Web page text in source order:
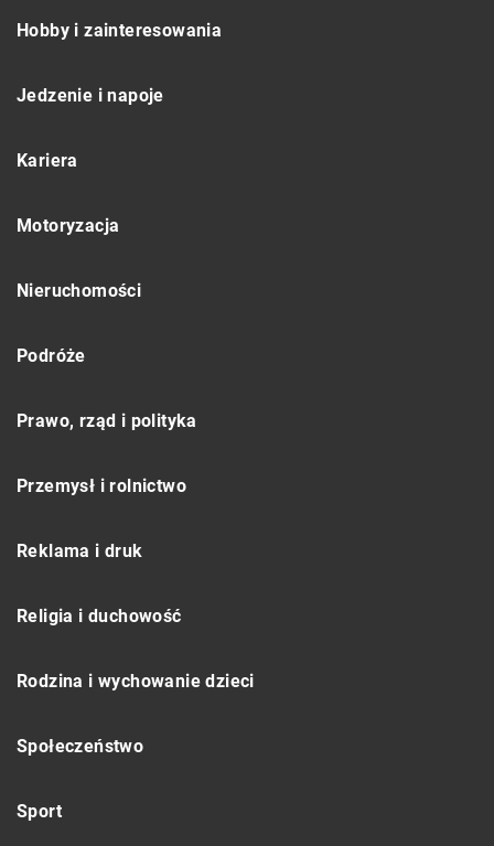
Hobby i zainteresowania
Jedzenie i napoje
Kariera
Motoryzacja
Nieruchomości
Podróże
Prawo, rząd i polityka
Przemysł i rolnictwo
Reklama i druk
Religia i duchowość
Rodzina i wychowanie dzieci
Społeczeństwo
Sport